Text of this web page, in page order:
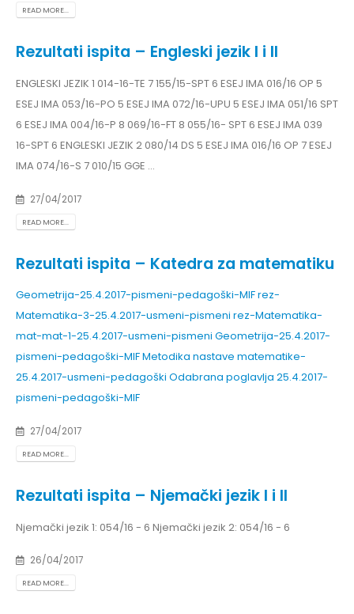
READ MORE...
Rezultati ispita – Engleski jezik I i II
ENGLESKI JEZIK 1 014-16-TE 7 155/15-SPT 6 ESEJ IMA 016/16 OP 5
ESEJ IMA 053/16-PO 5 ESEJ IMA 072/16-UPU 5 ESEJ IMA 051/16 SPT
6 ESEJ IMA 004/16-P 8 069/16-FT 8 055/16- SPT 6 ESEJ IMA 039
16-SPT 6 ENGLESKI JEZIK 2 080/14 DS 5 ESEJ IMA 016/16 OP 7 ESEJ
IMA 074/16-S 7 010/15 GGE ...
27/04/2017
READ MORE...
Rezultati ispita – Katedra za matematiku
Geometrija-25.4.2017-pismeni-pedagoški-MIFrez-
Matematika-3-25.4.2017-usmeni-pismeni rez-Matematika-
mat-mat-1-25.4.2017-usmeni-pismeni Geometrija-25.4.2017-
pismeni-pedagoški-MIFMetodika nastave matematike-
25.4.2017-usmeni-pedagoški Odabrana poglavlja 25.4.2017-
pismeni-pedagoški-MIF
27/04/2017
READ MORE...
Rezultati ispita – Njemački jezik I i II
Njemački jezik 1: 054/16 - 6 Njemački jezik 2: 054/16 - 6
26/04/2017
READ MORE...